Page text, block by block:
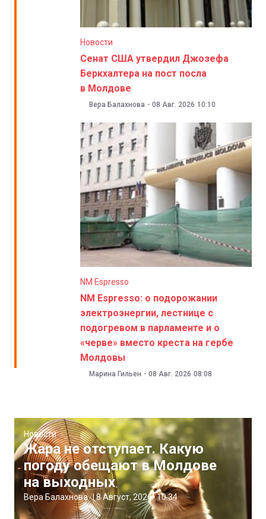
Новости
Сенат США утвердил Джозефа
Беркхалтера на пост посла
в Молдове
Вера Балахнова - 08 Авг. 2026 10:10
NM Espresso
NM Espresso: о подорожании
электроэнергии, лестнице с
подогревом в парламенте и о
«черве» вместо креста на гербе
Молдовы
Марина Гильен - 08 Авг. 2026 08:08
Новости
Жара не отступает. Какую
погоду обещают в Молдове
на выходных
Вера Балахнова |8 Август, 2026 10:34